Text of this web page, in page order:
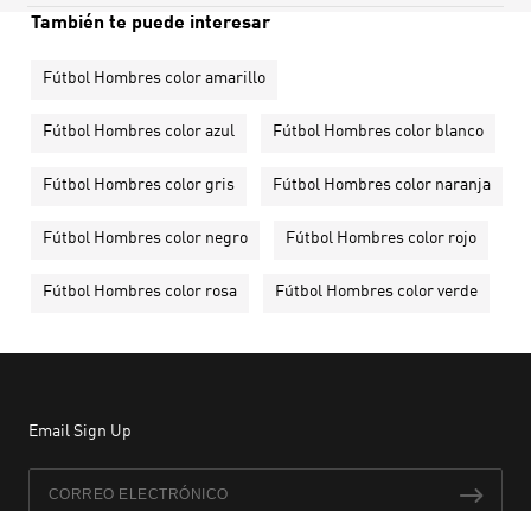
También te puede interesar
Fútbol Hombres color amarillo
Fútbol Hombres color azul Fútbol Hombres color blanco
Fútbol Hombres color gris Fútbol Hombres color naranja
Fútbol Hombres color negro Fútbol Hombres color rojo
Fútbol Hombres color rosa Fútbol Hombres color verde